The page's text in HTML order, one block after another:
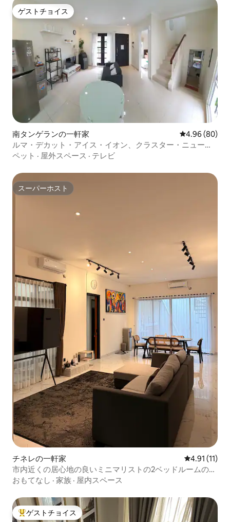
ゲストチョイス
ゲストチョイス
南タンゲランの一軒家 レビュー80件
4.96 (80)
ルマ・デカット・アイス・イオン、クラスター・ニュー・
ヴィヴァシアBSD - 3BR
ペット · 屋外スペース · テレビ
スーパーホスト
スーパーホスト
チネレの一軒家 レビュー11
4.91 (11)
市内近くの居心地の良いミニマリストの2ベッドルームのA-
House
おもてなし · 家族 · 屋内スペース
大好評のゲストチョイスです。
ゲストチョイス